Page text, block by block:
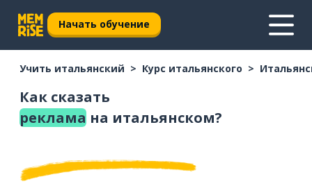
Начать обучение
Учить итальянский Курс итальянского
Как сказать
реклама на итальянском?